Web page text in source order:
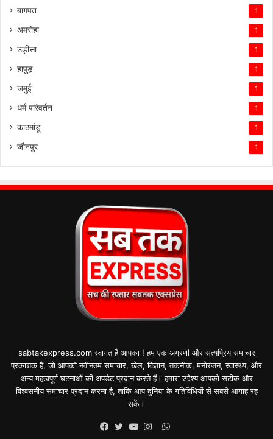
बागपत 1
अमरोहा 1
उड़ीसा 1
हापुड़ 1
जमुई 1
धर्म परिवर्तन 1
काठमांडू 1
जौनपुर 1
sabtakexpress.com स्वागत है आपका ! हम एक अग्रणी और सत्यप्रिय समाचार
प्रकाशक हैं, जो आपको नवीनतम समाचार, खेल, विज्ञान, तकनीक, मनोरंजन, स्वास्थ्य, और
अन्य महत्वपूर्ण घटनाओं की अपडेट प्रदान करते हैं। हमारा उद्देश्य आपको सटीक और
विश्वसनीय समाचार प्रदान करना है, ताकि आप दुनिया के गतिविधियों से सबसे आगाह रह
सकें।
WhatsApp